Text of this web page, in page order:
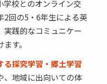
学校とのオンライン交
2回の5・6年生による英
実践的なコミュニケー
す。
る探究学習・郷土学習
、地域に出向いての体